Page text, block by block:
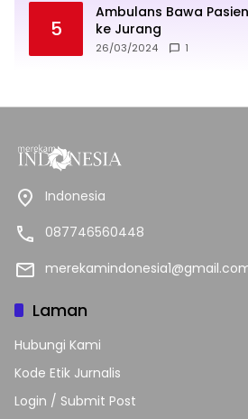
5
Ambulans Bawa
ke Jurang
26/03/2024 1
Indonesia
087746560448
Laman
Hubungi Kami
Kode Etik Jurnalis
Login / Submit Post